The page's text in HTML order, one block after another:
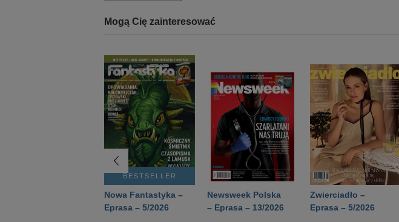
Mogą Cię zainteresować
BESTSELLER
Nowa Fantastyka –
Eprasa – 5/2026
Newsweek Polska
– Eprasa – 13/2026
Zwierciadło –
Eprasa – 5/2026